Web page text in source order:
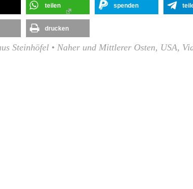
teilen spenden
drucken
Steinhöfel • Naher und Mittlerer Osten, USA,